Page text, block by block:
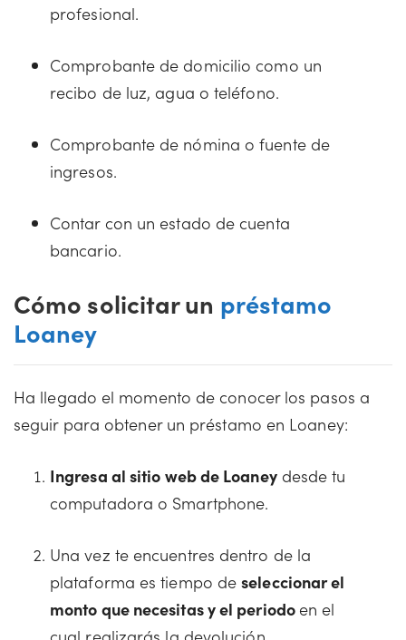
profesional.
Comprobante de domicilio como un
recibo de luz, agua o teléfono.
Comprobante de nómina o fuente de
ingresos.
Contar con un estado de cuenta
bancario.
Cómo solicitar un préstamo
Loaney
Ha llegado el momento de conocer los pasos a
seguir para obtener un préstamo en Loaney:
Ingresa al sitio web de Loaneydesde tu
computadora o Smartphone.
Una vez te encuentres dentro de la
plataforma es tiempo deseleccionar el
monto que necesitas y el periodo en el